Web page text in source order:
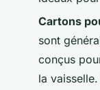
Cartons
sont
conçus
la